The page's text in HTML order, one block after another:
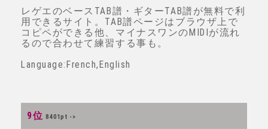
レゲエのベースTAB譜・ギターTAB譜が無料で利
用できるサイト。TAB譜ページはブラウザ上で
コピペができる他、マイナスワンのMIDIが流れ
るので合わせて練習する事も。
Language:French,English
9位 8401pt ->